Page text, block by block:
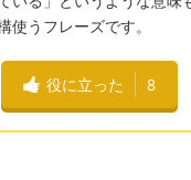
うフレーズです。
役に立った 8